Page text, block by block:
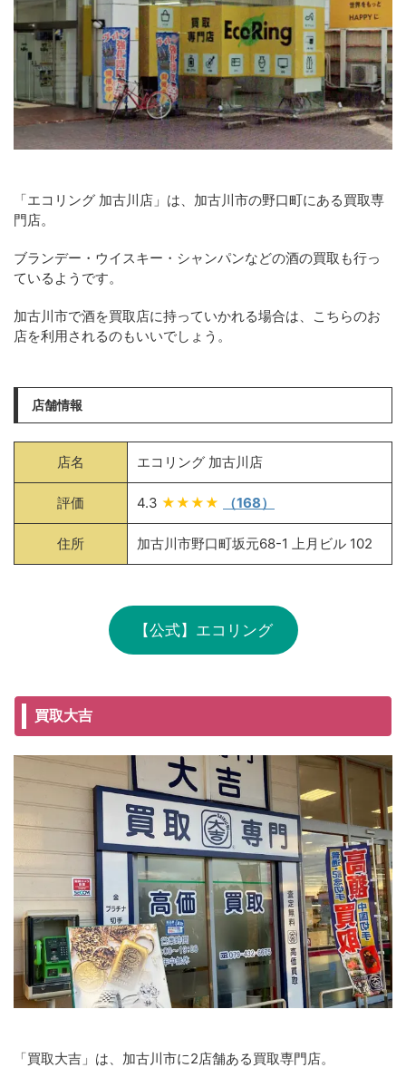
「エコリング 加古川店」は、加古川市の野口町にある買取専
門店。
ブランデー・ウイスキー・シャンパンなどの酒の買取も行っ
ているようです。
加古川市で酒を買取店に持っていかれる場合は、こちらのお
店を利用されるのもいいでしょう。
店舗情報
店名 エコリング 加古川店
評価 4.3 ★★★★ （168）
住所 加古川市野口町坂元68-1 上月ビル 102
【公式】エコリング
買取大吉
「買取大吉」は、加古川市に2店舗ある買取専門店。